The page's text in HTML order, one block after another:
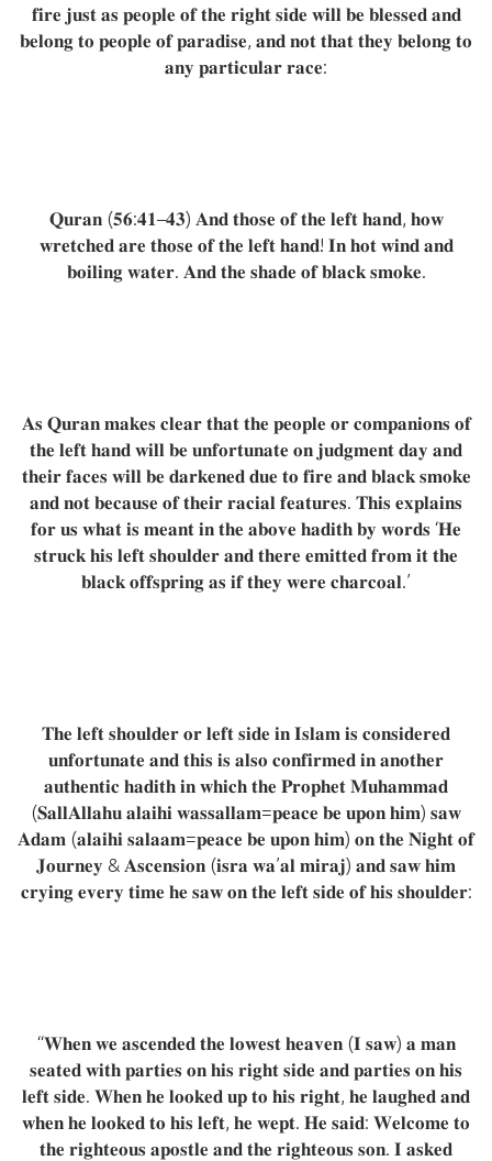
𝐟𝐢𝐫𝐞 𝐣𝐮𝐬𝐭 𝐚𝐬 𝐩𝐞𝐨𝐩𝐥𝐞 𝐨𝐟 𝐭𝐡𝐞 𝐫𝐢𝐠𝐡𝐭 𝐬𝐢𝐝𝐞 𝐰𝐢𝐥𝐥 𝐛𝐞 𝐛𝐥𝐞𝐬𝐬𝐞𝐝 𝐚𝐧𝐝
𝐛𝐞𝐥𝐨𝐧𝐠 𝐭𝐨 𝐩𝐞𝐨𝐩𝐥𝐞 𝐨𝐟 𝐩𝐚𝐫𝐚𝐝𝐢𝐬𝐞, 𝐚𝐧𝐝 𝐧𝐨𝐭 𝐭𝐡𝐚𝐭 𝐭𝐡𝐞𝐲 𝐛𝐞𝐥𝐨𝐧𝐠 𝐭𝐨
𝐚𝐧𝐲 𝐩𝐚𝐫𝐭𝐢𝐜𝐮𝐥𝐚𝐫 𝐫𝐚𝐜𝐞:
𝐐𝐮𝐫𝐚𝐧 (𝟓𝟔:𝟒𝟏–𝟒𝟑) 𝐀𝐧𝐝 𝐭𝐡𝐨𝐬𝐞 𝐨𝐟 𝐭𝐡𝐞 𝐥𝐞𝐟𝐭 𝐡𝐚𝐧𝐝, 𝐡𝐨𝐰
𝐰𝐫𝐞𝐭𝐜𝐡𝐞𝐝 𝐚𝐫𝐞 𝐭𝐡𝐨𝐬𝐞 𝐨𝐟 𝐭𝐡𝐞 𝐥𝐞𝐟𝐭 𝐡𝐚𝐧𝐝! 𝐈𝐧 𝐡𝐨𝐭 𝐰𝐢𝐧𝐝 𝐚𝐧𝐝
𝐛𝐨𝐢𝐥𝐢𝐧𝐠 𝐰𝐚𝐭𝐞𝐫. 𝐀𝐧𝐝 𝐭𝐡𝐞 𝐬𝐡𝐚𝐝𝐞 𝐨𝐟 𝐛𝐥𝐚𝐜𝐤 𝐬𝐦𝐨𝐤𝐞.
𝐀𝐬 𝐐𝐮𝐫𝐚𝐧 𝐦𝐚𝐤𝐞𝐬 𝐜𝐥𝐞𝐚𝐫 𝐭𝐡𝐚𝐭 𝐭𝐡𝐞 𝐩𝐞𝐨𝐩𝐥𝐞 𝐨𝐫 𝐜𝐨𝐦𝐩𝐚𝐧𝐢𝐨𝐧𝐬 𝐨𝐟
𝐭𝐡𝐞 𝐥𝐞𝐟𝐭 𝐡𝐚𝐧𝐝 𝐰𝐢𝐥𝐥 𝐛𝐞 𝐮𝐧𝐟𝐨𝐫𝐭𝐮𝐧𝐚𝐭𝐞 𝐨𝐧 𝐣𝐮𝐝𝐠𝐦𝐞𝐧𝐭 𝐝𝐚𝐲 𝐚𝐧𝐝
𝐭𝐡𝐞𝐢𝐫 𝐟𝐚𝐜𝐞𝐬 𝐰𝐢𝐥𝐥 𝐛𝐞 𝐝𝐚𝐫𝐤𝐞𝐧𝐞𝐝 𝐝𝐮𝐞 𝐭𝐨 𝐟𝐢𝐫𝐞 𝐚𝐧𝐝 𝐛𝐥𝐚𝐜𝐤 𝐬𝐦𝐨𝐤𝐞
𝐚𝐧𝐝 𝐧𝐨𝐭 𝐛𝐞𝐜𝐚𝐮𝐬𝐞 𝐨𝐟 𝐭𝐡𝐞𝐢𝐫 𝐫𝐚𝐜𝐢𝐚𝐥 𝐟𝐞𝐚𝐭𝐮𝐫𝐞𝐬. 𝐓𝐡𝐢𝐬 𝐞𝐱𝐩𝐥𝐚𝐢𝐧𝐬
𝐟𝐨𝐫 𝐮𝐬 𝐰𝐡𝐚𝐭 𝐢𝐬 𝐦𝐞𝐚𝐧𝐭 𝐢𝐧 𝐭𝐡𝐞 𝐚𝐛𝐨𝐯𝐞 𝐡𝐚𝐝𝐢𝐭𝐡 𝐛𝐲 𝐰𝐨𝐫𝐝𝐬 ‘𝐇𝐞
𝐬𝐭𝐫𝐮𝐜𝐤 𝐡𝐢𝐬 𝐥𝐞𝐟𝐭 𝐬𝐡𝐨𝐮𝐥𝐝𝐞𝐫 𝐚𝐧𝐝 𝐭𝐡𝐞𝐫𝐞 𝐞𝐦𝐢𝐭𝐭𝐞𝐝 𝐟𝐫𝐨𝐦 𝐢𝐭 𝐭𝐡𝐞
𝐛𝐥𝐚𝐜𝐤 𝐨𝐟𝐟𝐬𝐩𝐫𝐢𝐧𝐠 𝐚𝐬 𝐢𝐟 𝐭𝐡𝐞𝐲 𝐰𝐞𝐫𝐞 𝐜𝐡𝐚𝐫𝐜𝐨𝐚𝐥.’
𝐓𝐡𝐞 𝐥𝐞𝐟𝐭 𝐬𝐡𝐨𝐮𝐥𝐝𝐞𝐫 𝐨𝐫 𝐥𝐞𝐟𝐭 𝐬𝐢𝐝𝐞 𝐢𝐧 𝐈𝐬𝐥𝐚𝐦 𝐢𝐬 𝐜𝐨𝐧𝐬𝐢𝐝𝐞𝐫𝐞𝐝
𝐮𝐧𝐟𝐨𝐫𝐭𝐮𝐧𝐚𝐭𝐞 𝐚𝐧𝐝 𝐭𝐡𝐢𝐬 𝐢𝐬 𝐚𝐥𝐬𝐨 𝐜𝐨𝐧𝐟𝐢𝐫𝐦𝐞𝐝 𝐢𝐧 𝐚𝐧𝐨𝐭𝐡𝐞𝐫
𝐚𝐮𝐭𝐡𝐞𝐧𝐭𝐢𝐜 𝐡𝐚𝐝𝐢𝐭𝐡 𝐢𝐧 𝐰𝐡𝐢𝐜𝐡 𝐭𝐡𝐞 𝐏𝐫𝐨𝐩𝐡𝐞𝐭 𝐌𝐮𝐡𝐚𝐦𝐦𝐚𝐝
(𝐒𝐚𝐥𝐥𝐀𝐥𝐥𝐚𝐡𝐮 𝐚𝐥𝐚𝐢𝐡𝐢 𝐰𝐚𝐬𝐬𝐚𝐥𝐥𝐚𝐦=𝐩𝐞𝐚𝐜𝐞 𝐛𝐞 𝐮𝐩𝐨𝐧 𝐡𝐢𝐦) 𝐬𝐚𝐰
𝐀𝐝𝐚𝐦 (𝐚𝐥𝐚𝐢𝐡𝐢 𝐬𝐚𝐥𝐚𝐚𝐦=𝐩𝐞𝐚𝐜𝐞 𝐛𝐞 𝐮𝐩𝐨𝐧 𝐡𝐢𝐦) 𝐨𝐧 𝐭𝐡𝐞 𝐍𝐢𝐠𝐡𝐭 𝐨𝐟
𝐉𝐨𝐮𝐫𝐧𝐞𝐲 & 𝐀𝐬𝐜𝐞𝐧𝐬𝐢𝐨𝐧 (𝐢𝐬𝐫𝐚 𝐰𝐚’𝐚𝐥 𝐦𝐢𝐫𝐚𝐣) 𝐚𝐧𝐝 𝐬𝐚𝐰 𝐡𝐢𝐦
𝐜𝐫𝐲𝐢𝐧𝐠 𝐞𝐯𝐞𝐫𝐲 𝐭𝐢𝐦𝐞 𝐡𝐞 𝐬𝐚𝐰 𝐨𝐧 𝐭𝐡𝐞 𝐥𝐞𝐟𝐭 𝐬𝐢𝐝𝐞 𝐨𝐟 𝐡𝐢𝐬 𝐬𝐡𝐨𝐮𝐥𝐝𝐞𝐫:
“𝐖𝐡𝐞𝐧 𝐰𝐞 𝐚𝐬𝐜𝐞𝐧𝐝𝐞𝐝 𝐭𝐡𝐞 𝐥𝐨𝐰𝐞𝐬𝐭 𝐡𝐞𝐚𝐯𝐞𝐧 (𝐈 𝐬𝐚𝐰) 𝐚 𝐦𝐚𝐧
𝐬𝐞𝐚𝐭𝐞𝐝 𝐰𝐢𝐭𝐡 𝐩𝐚𝐫𝐭𝐢𝐞𝐬 𝐨𝐧 𝐡𝐢𝐬 𝐫𝐢𝐠𝐡𝐭 𝐬𝐢𝐝𝐞 𝐚𝐧𝐝 𝐩𝐚𝐫𝐭𝐢𝐞𝐬 𝐨𝐧 𝐡𝐢𝐬
𝐥𝐞𝐟𝐭 𝐬𝐢𝐝𝐞. 𝐖𝐡𝐞𝐧 𝐡𝐞 𝐥𝐨𝐨𝐤𝐞𝐝 𝐮𝐩 𝐭𝐨 𝐡𝐢𝐬 𝐫𝐢𝐠𝐡𝐭, 𝐡𝐞 𝐥𝐚𝐮𝐠𝐡𝐞𝐝 𝐚𝐧𝐝
𝐰𝐡𝐞𝐧 𝐡𝐞 𝐥𝐨𝐨𝐤𝐞𝐝 𝐭𝐨 𝐡𝐢𝐬 𝐥𝐞𝐟𝐭, 𝐡𝐞 𝐰𝐞𝐩𝐭. 𝐇𝐞 𝐬𝐚𝐢𝐝: 𝐖𝐞𝐥𝐜𝐨𝐦𝐞 𝐭𝐨
𝐭𝐡𝐞 𝐫𝐢𝐠𝐡𝐭𝐞𝐨𝐮𝐬 𝐚𝐩𝐨𝐬𝐭𝐥𝐞 𝐚𝐧𝐝 𝐭𝐡𝐞 𝐫𝐢𝐠𝐡𝐭𝐞𝐨𝐮𝐬 𝐬𝐨𝐧. 𝐈 𝐚𝐬𝐤𝐞𝐝